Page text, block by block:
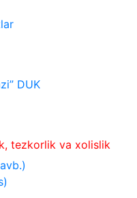
DUK
va xolislik